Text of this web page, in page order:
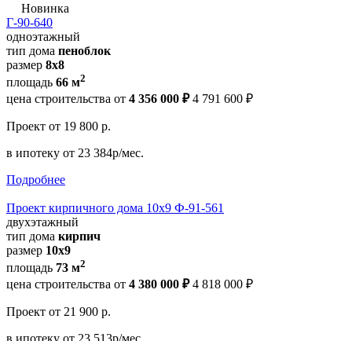
Новинка
Г-90-640
одноэтажный
тип дома пеноблок
размер 8x8
площадь 66 м2
цена строительства от 4 356 000 ₽ 4 791 600 ₽
Проект от 19 800 р.
в ипотеку от 23 384р/мес.
Подробнее
Проект кирпичного дома 10х9 Ф-91-561
двухэтажный
тип дома кирпич
размер 10х9
площадь 73 м2
цена строительства от 4 380 000 ₽ 4 818 000 ₽
Проект от 21 900 р.